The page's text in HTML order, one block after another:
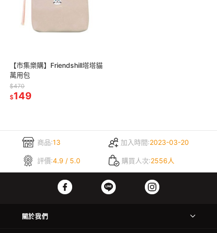
【市集樂購】Friendshill塔塔貓
萬用包
$470
$149
商品:13 加入時間:2023-03-20
評價:4.9 / 5.0 購買人次:2556人
關於我們